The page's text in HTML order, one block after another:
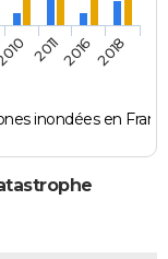
inondées en
201120162018